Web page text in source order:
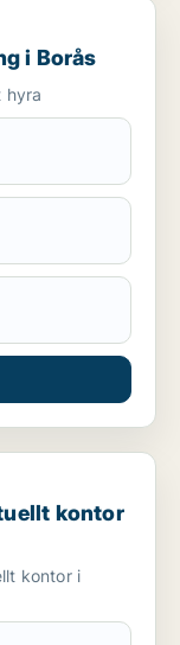
i Borås
hyra
för uthyrning i
kontor
kontor i